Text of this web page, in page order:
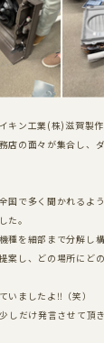
型木造建築
キン工業(株)滋賀製
店の面々が集合し、
国で多く聞かれるよ
た。
を細部まで分解し
案し、どの場所にど
いましたよ ‼ （笑）
しだけ発言させて頂き